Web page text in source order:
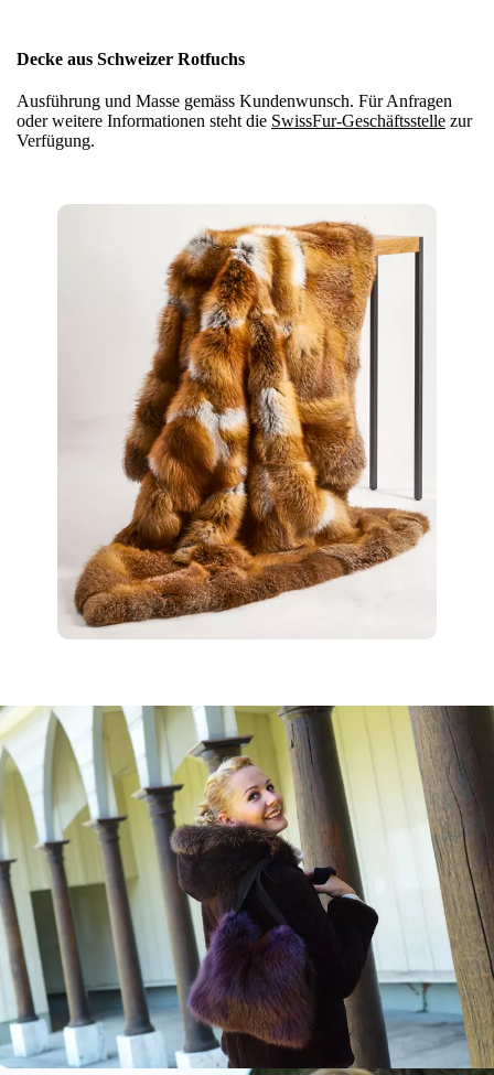
Decke aus Schweizer Rotfuchs
Ausführung und Masse gemäss Kundenwunsch. Für Anfragen
oder weitere Informationen steht die SwissFur-Geschäftsstelle zur
Verfügung.